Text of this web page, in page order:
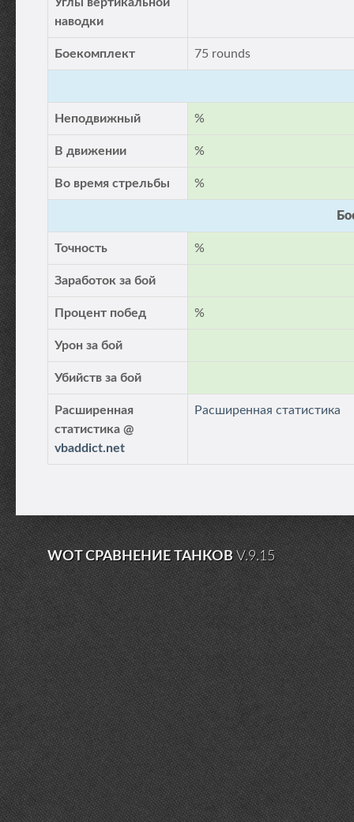
наводки
Боекомплект 75 rounds
Неподвижный %
В движении %
Во время стрельбы %
Точность %
Заработок за бой
Процент побед %
Урон за бой
Убийств за бой
Расширенная
статистика @
vbaddict.net
Расширенная статистика
WOT СРАВНЕНИЕ ТАНКОВV.9.15